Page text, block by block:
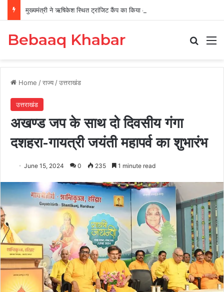
मुख्यमंत्री ने ऋषिकेश स्थित ट्रांजिट कैंप का किया औचक निरीक्षण
Bebaaq Khabar
Home /राज्य /उत्तराखंड
उत्तराखंड
अखण्ड जप के साथ दो दिवसीय गंगा
दशहरा-गायत्री जयंती महापर्व का शुभारंभ
June 15, 2024 0 235 1 minute read